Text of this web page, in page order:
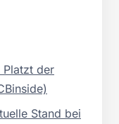
Platzt der
Stand bei